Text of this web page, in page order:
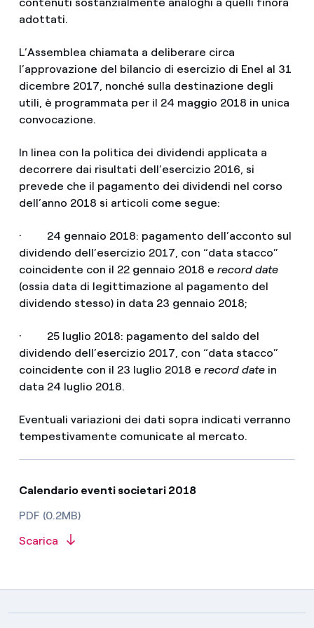
adottati.
L’Assemblea chiamata a deliberare circa
l’approvazione del bilancio di esercizio di Enel al 31
dicembre 2017, nonché sulla destinazione degli
utili, è programmata per il 24 maggio 2018 in unica
convocazione.
In linea con la politica dei dividendi applicata a
decorrere dai risultati dell’esercizio 2016, si
prevede che il pagamento dei dividendi nel corso
dell’anno 2018 si articoli come segue:
· 24 gennaio 2018: pagamento dell’acconto sul
dividendo dell’esercizio 2017, con “data stacco”
coincidente con il 22 gennaio 2018 e record date
(ossia data di legittimazione al pagamento del
dividendo stesso) in data 23 gennaio 2018;
· 25 luglio 2018: pagamento del saldo del
dividendo dell’esercizio 2017, con “data stacco”
coincidente con il 23 luglio 2018 e record datein
data 24 luglio 2018.
Eventuali variazioni dei dati sopra indicati verranno
tempestivamente comunicate al mercato.
Calendario eventi societari 2018
PDF (0.2MB)
Scarica